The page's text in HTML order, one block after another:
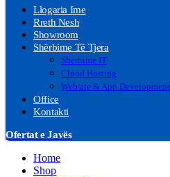
Llogaria Ime
Rreth Nesh
Showroom
Shërbime Të Tjera
Shërbime IT
Cloud Hosting
Website & App Development
Office
Kontakti
Ofertat e Javës
Home
Shop